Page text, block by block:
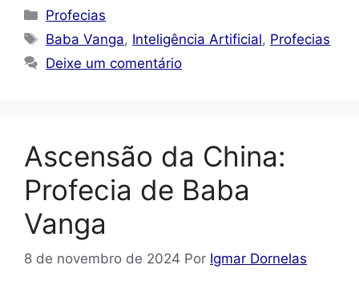
Categorias
Profecias
Tags
Baba Vanga, Inteligência Artificial, Profecias
Deixe um comentário
Ascensão da China:
Profecia de Baba
Vanga
8 de novembro de 2024 Por Igmar Dornelas